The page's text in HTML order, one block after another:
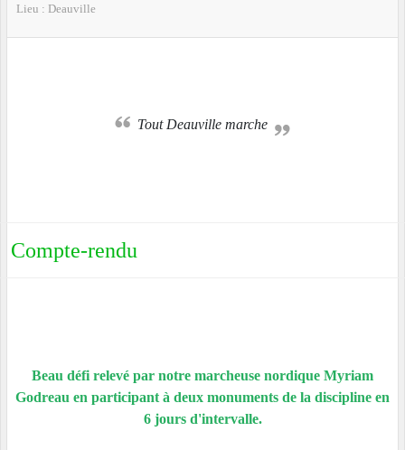
Lieu : Deauville
Tout Deauville marche
Compte-rendu
Beau défi relevé par notre marcheuse nordique Myriam
Godreau en participant à deux monuments de la discipline en
6 jours d'intervalle.